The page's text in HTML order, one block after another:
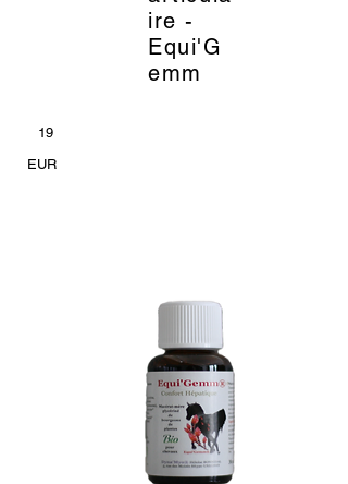
ire -
Equi'G
emm
19
EUR